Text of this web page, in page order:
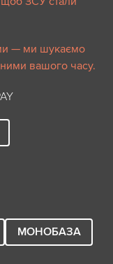
— ми шукаємо
вашого часу.
МОНОБАЗА